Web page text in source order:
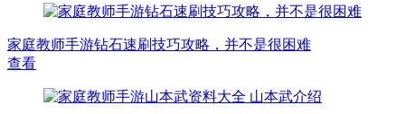
家庭教师手游钻石速刷技巧攻略，并不是很困难
查看